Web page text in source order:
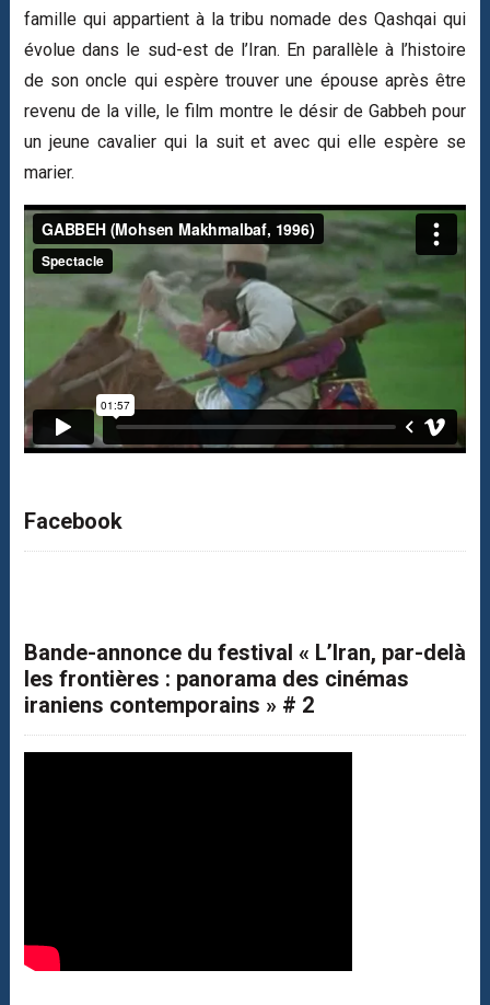
famille qui appartient à la tribu nomade des Qashqai qui
évolue dans le sud-est de l’Iran. En parallèle à l’histoire
de son oncle qui espère trouver une épouse après être
revenu de la ville, le film montre le désir de Gabbeh pour
un jeune cavalier qui la suit et avec qui elle espère se
marier.
Facebook
Bande-annonce du festival « L’Iran, par-delà
les frontières : panorama des cinémas
iraniens contemporains » # 2